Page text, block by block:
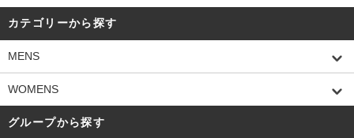
カテゴリーから探す
MENS
WOMENS
グループから探す